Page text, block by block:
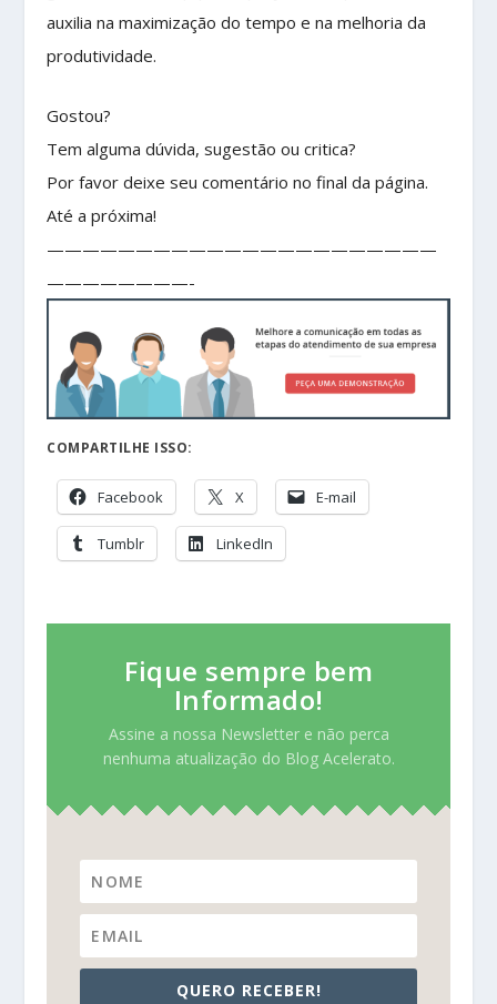
auxilia na maximização do tempo e na melhoria da
produtividade.
Gostou?
Tem alguma dúvida, sugestão ou critica?
Por favor deixe seu comentário no final da página.
Até a próxima!
——————————————————————
————————-
COMPARTILHE ISSO:
Facebook X E-mail
Tumblr LinkedIn
Fique sempre bem
Informado!
Assine a nossa Newsletter e não perca
nenhuma atualização do Blog Acelerato.
QUERO RECEBER!